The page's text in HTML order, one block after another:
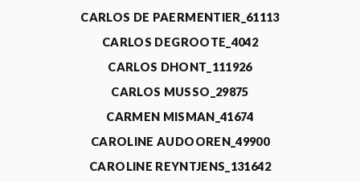
CARLOS DE PAERMENTIER_61113
CARLOS DEGROOTE_4042
CARLOS DHONT_111926
CARLOS MUSSO_29875
CARMEN MISMAN_41674
CAROLINE AUDOOREN_49900
CAROLINE REYNTJENS_131642